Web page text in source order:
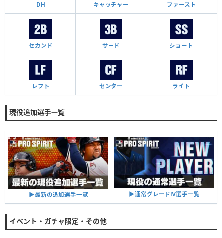
DH キャッチャー ファースト
セカンド サード ショート
レフト センター ライト
現役追加選手一覧
▶︎最新の追加選手一覧 ▶︎通常グレードⅣ選手一覧
イベント・ガチャ限定・その他